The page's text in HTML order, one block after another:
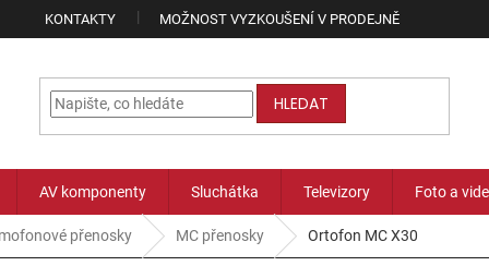
KONTAKTY MOŽNOST VYZKOUŠENÍ V PRODEJNĚ
HLEDAT
AV komponenty Sluchátka Televizory Foto a
přenosky MC přenosky Ortofon MC X30